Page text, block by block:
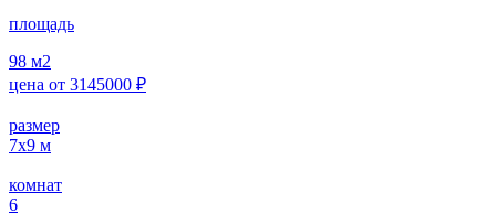
площадь
98 м2
цена от 3145000 ₽
размер
7х9 м
комнат
6